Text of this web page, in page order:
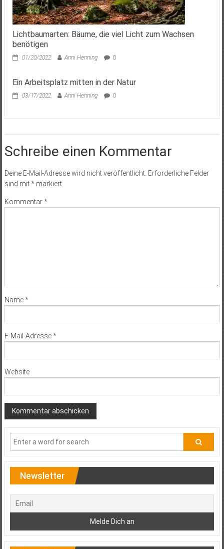
Lichtbaumarten: Bäume, die viel Licht zum Wachsen
benötigen
01/20/2022 Anni Henning 0
Ein Arbeitsplatz mitten in der Natur
03/17/2022 Anni Henning 0
Schreibe einen Kommentar
Deine E-Mail-Adresse wird nicht veröffentlicht. Erforderliche Felder
sind mit*markiert
Kommentar*
Name*
E-Mail-Adresse*
Website
Newsletter